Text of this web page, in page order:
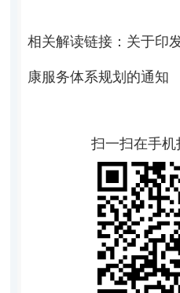
相关解读链接： 关于印
康服务体系规划的通知
扫一扫在手机